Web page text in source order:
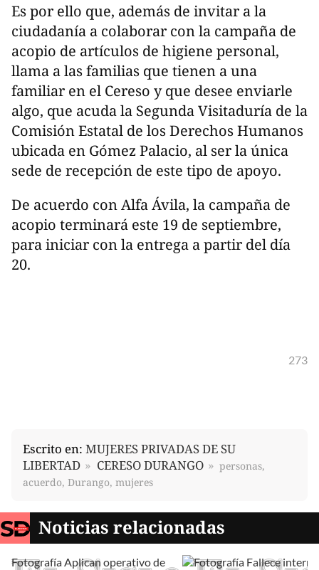
Es por ello que, además de invitar a la
ciudadanía a colaborar con la campaña de
acopio de artículos de higiene personal,
llama a las familias que tienen a una
familiar en el Cereso y que desee enviarle
algo, que acuda la Segunda Visitaduría de la
Comisión Estatal de los Derechos Humanos
ubicada en Gómez Palacio, al ser la única
sede de recepción de este tipo de apoyo.
De acuerdo con Alfa Ávila, la campaña de
acopio terminará este 19 de septiembre,
para iniciar con la entrega a partir del día
20.
273
Escrito en: MUJERES PRIVADAS DE SU
LIBERTAD
CERESO DURANGO
personas,
acuerdo, Durango, mujeres
Noticias relacionadas